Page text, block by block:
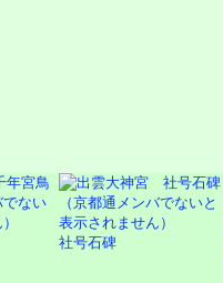
社号石碑